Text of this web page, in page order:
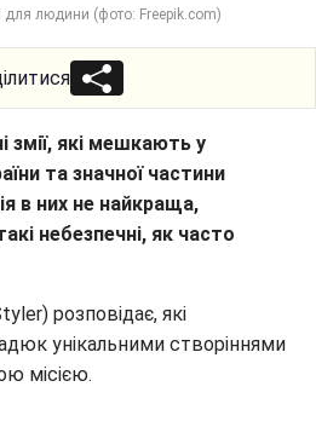
для людини (фото: Freepik.com)
змії, які мешкають у
та значної частини
в них не найкраща,
небезпечні, як часто
розповідає, які
унікальними створіннями
місією.